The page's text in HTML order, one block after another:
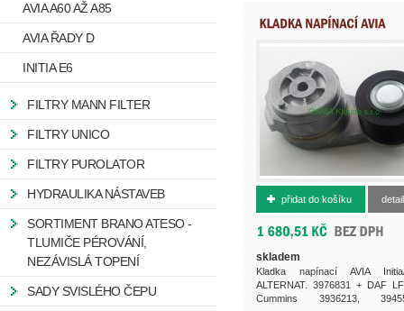
3976834001
přidat do košíku detail
skladem
Kladka napínací AVIA
ALTERNAT. 3976831 + DAF
Cummins 3936213,
AVIA A60 AŽ A85
AVIA ŘADY D
INITIA E6
FILTRY MANN FILTER
FILTRY UNICO
FILTRY PUROLATOR
HYDRAULIKA NÁSTAVEB
SORTIMENT BRANO ATESO -
TLUMIČE PÉROVÁNÍ,
NEZÁVISLÁ TOPENÍ
SADY SVISLÉHO ČEPU